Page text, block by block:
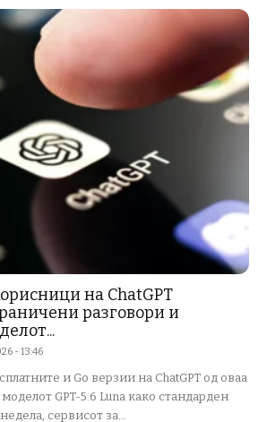
на ChatGPT
разговори и
- 13:46
и Go верзии на ChatGPT од оваа
GPT-5.6 Luna како стандарден
сервисот за...